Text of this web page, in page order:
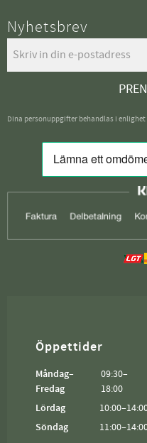
Nyhetsbrev
Dina personuppgifter behandlas i enlighet
Öppettider
Måndag–
Fredag
09:30–
18:00
Lördag
Söndag